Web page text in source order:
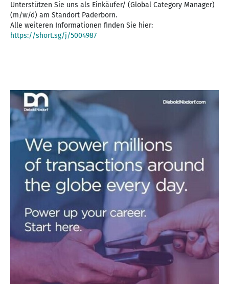
Unterstützen Sie uns als Einkäufer/ (Global Category Manager)
(m/w/d) am Standort Paderborn.
Alle weiteren Informationen finden Sie hier:
https://short.sg/j/5004987